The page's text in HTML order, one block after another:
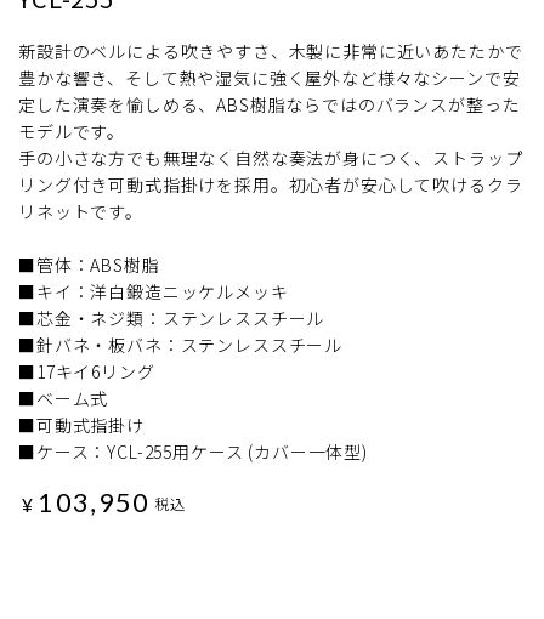
新設計のベルによる吹きやすさ、木製に非常に近いあたたかで
豊かな響き、そして熱や湿気に強く屋外など様々なシーンで安
定した演奏を愉しめる、ABS樹脂ならではのバランスが整った
モデルです。
手の小さな方でも無理なく自然な奏法が身につく、ストラップ
リング付き可動式指掛けを採用。初心者が安心して吹けるクラ
リネットです。
■管体：ABS樹脂
■キイ：洋白鍛造ニッケルメッキ
■芯金・ネジ類：ステンレススチール
■針バネ・板バネ：ステンレススチール
■17キイ6リング
■ベーム式
■可動式指掛け
■ケース：YCL-255用ケース (カバー一体型)
¥ 103,950 税込